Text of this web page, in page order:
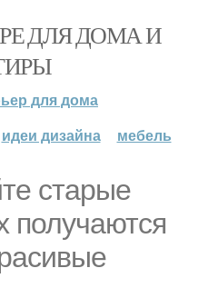
ДЛЯ ДОМА И
для дома
идеи дизайна мебель
старые
получаются